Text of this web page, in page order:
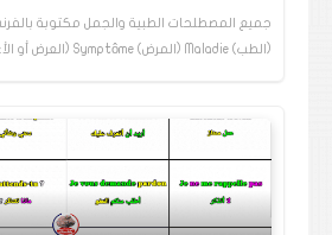
(الطب) Maladie (المرض) Symptôme (العرض أو الأعراض) Di…